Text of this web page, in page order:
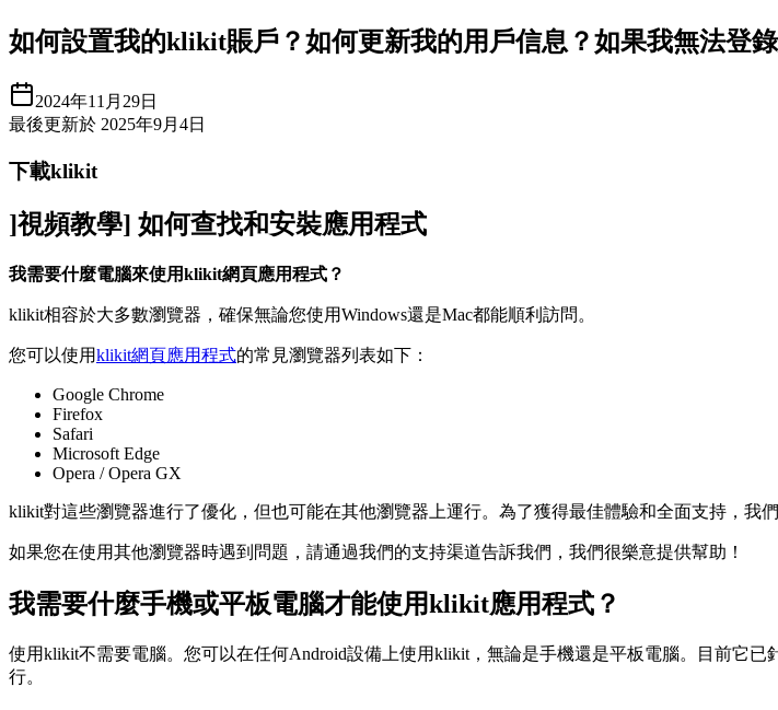
如何設置我的klikit賬戶？如何更新我的用戶信息？如果我無法登
2024年11月29日
最後更新於 2025年9月4日
下載klikit
]視頻教學] 如何查找和安裝應用程式
我需要什麼電腦來使用klikit網頁應用程式？
klikit相容於大多數瀏覽器，確保無論您使用Windows還是Mac都能順利訪問。
您可以使用klikit網頁應用程式的常見瀏覽器列表如下：
Google Chrome
Firefox
Safari
Microsoft Edge
Opera / Opera GX
klikit對這些瀏覽器進行了優化，但也可能在其他瀏覽器上運行。為了獲得最佳體驗和全面支持，我們
如果您在使用其他瀏覽器時遇到問題，請通過我們的支持渠道告訴我們，我們很樂意提供幫助！
我需要什麼手機或平板電腦才能使用klikit應用程式？
使用klikit不需要電腦。您可以在任何Android設備上使用klikit，無論是手機還是平板電腦。目前它
行。